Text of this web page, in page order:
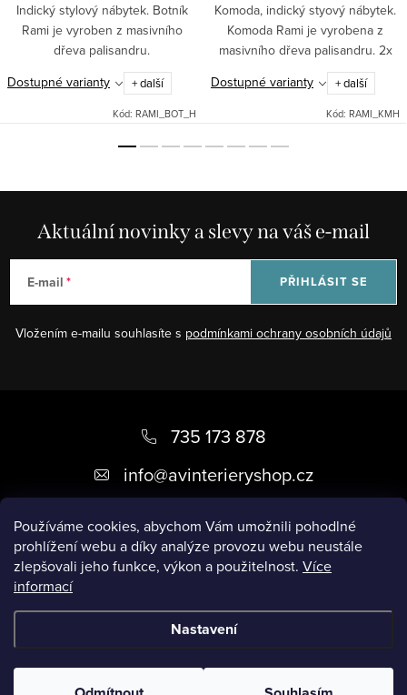
Používáme cookies, abychom Vám umožnili pohodlné
prohlížení webu a díky analýze provozu webu neustále
zlepšovali jeho funkce, výkon a použitelnost. Více
informací
Nastavení
Indický stylový nábytek. Botník
Rami je vyroben z masivního
dřeva palisandru.
Dostupné varianty
+ další
Kód: RAMI_BOT_H
Komoda, indický styový nábytek.
Komoda Rami je vyrobena z
masivního dřeva palisandru. 2x
zásuvka, 2x dvířka.
Dostupné varianty + další
Kód: RAMI_KMH
Aktuální novinky a slevy na váš e-mail
E-mail
Vložením e-mailu souhlasíte s podmínkami ochrany osobních údajů
PŘIHLÁSIT SE
a
735 173 878
info@avinterieryshop.cz
Užitečné informace
Copyright 2026AV Interiéry. Všechna práva vyhrazena.